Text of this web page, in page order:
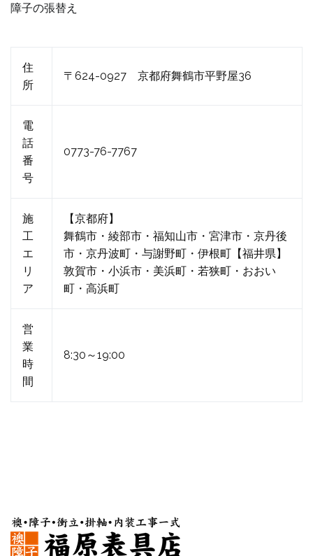
障子の張替え
住
所
〒624-0927 京都府舞鶴市平野屋36
電
話
番
号
0773-76-7767
施
工
エ
リ
ア
【京都府】
舞鶴市・綾部市・福知山市・宮津市・京丹後
市・京丹波町・与謝野町・伊根町【福井県】
敦賀市・小浜市・美浜町・若狭町・おおい
町・高浜町
営
業
時
間
8:30～19:00